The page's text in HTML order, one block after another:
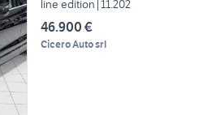
line edition|11.202
46.900 €
Cicero Auto srl